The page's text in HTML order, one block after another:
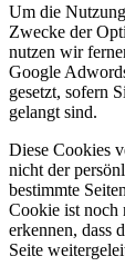
Um die
Zwecke der
nutzen wir
Google
gesetzt, sofern
gelangt sind.
Diese Cookies
nicht der
bestimmte
Cookie ist noch
erkennen, dass
Seite